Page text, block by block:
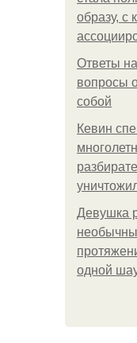
образу, с
Ответы
вопросы
собой
Кевин
Девушка
одной